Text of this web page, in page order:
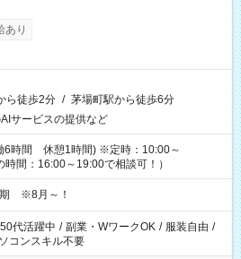
あり
ら徒歩2分 / 茅場町駅から徒歩6分
サービスの提供など
6時間 休憩1時間) ※定時：10:00～
間：16:00～19:00で相談可！）
期 ※8月～！
代活躍中 / 副業・WワークOK / 服装自由 /
コンスキル不要